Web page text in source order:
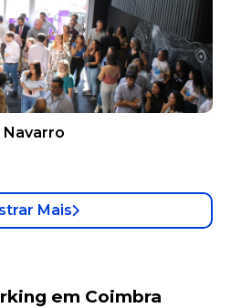
Navarro
Mais
em Coimbra